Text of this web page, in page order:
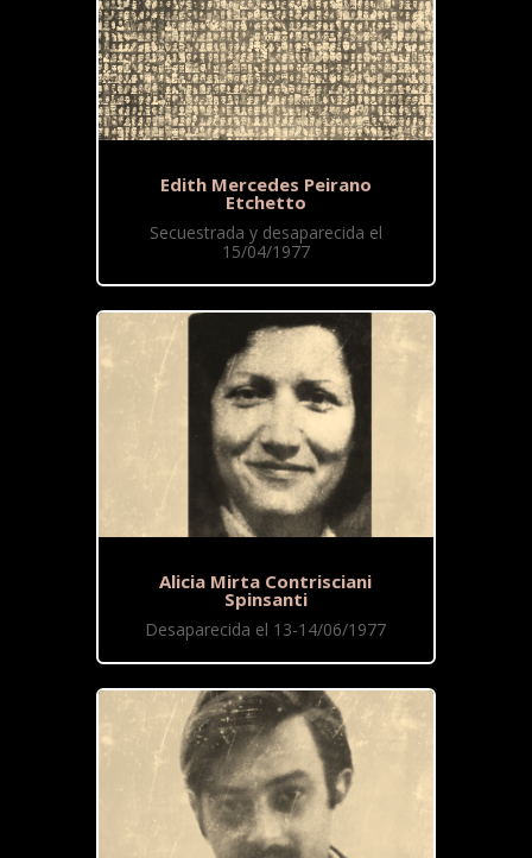
Edith Mercedes Peirano
Etchetto
Secuestrada y desaparecida el
15/04/1977
Alicia Mirta Contrisciani
Spinsanti
Desaparecida el 13-14/06/1977